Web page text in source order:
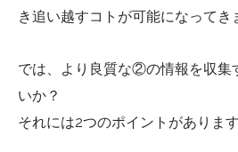
き追い越すコトが可能になってき
では、より良質な②の情報を収集
いか？
それには2つのポイントがあります